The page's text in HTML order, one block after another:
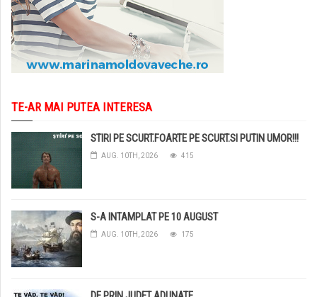
TE-AR MAI PUTEA INTERESA
STIRI PE SCURT.FOARTE PE SCURT.SI PUTIN UMOR!!!
AUG. 10TH, 2026 415
S-A INTAMPLAT PE 10 AUGUST
AUG. 10TH, 2026 175